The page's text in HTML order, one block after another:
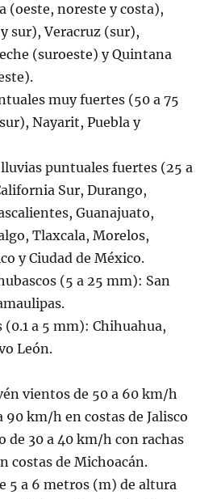
(oeste, noreste y costa),
sur), Veracruz (sur),
(suroeste) y Quintana
muy fuertes (50 a 75
Nayarit, Puebla y
puntuales fuertes (25 a
Sur, Durango,
Guanajuato,
Tlaxcala, Morelos,
y Ciudad de México.
(5 a 25 mm): San
(0.1 a 5 mm): Chihuahua,
León.
vientos de 50 a 60 km/h
90 km/h en costas de Jalisco
de 30 a 40 km/h con rachas
costas de Michoacán.
5 a 6 metros (m) de altura